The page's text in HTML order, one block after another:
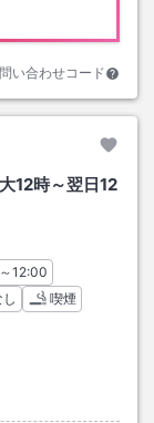
い合わせコード
12時～翌日12
チェックアウト
～12:00
喫煙